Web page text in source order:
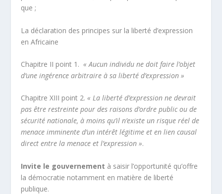
que ;
La déclaration des principes sur la liberté d’expression
en Africaine
Chapitre II point 1.« Aucun individu ne doit faire l’objet
d’une ingérence arbitraire à sa liberté d’expression »
Chapitre XIII point 2.« La liberté d’expression ne devrait
pas être restreinte pour des raisons d’ordre public ou de
sécurité nationale, à moins qu’il n’existe un risque réel de
menace imminente d’un intérêt légitime et en lien causal
direct entre la menace et l’expression ».
Invite le gouvernement à saisir l’opportunité qu’offre
la démocratie notamment en matière de liberté
publique.